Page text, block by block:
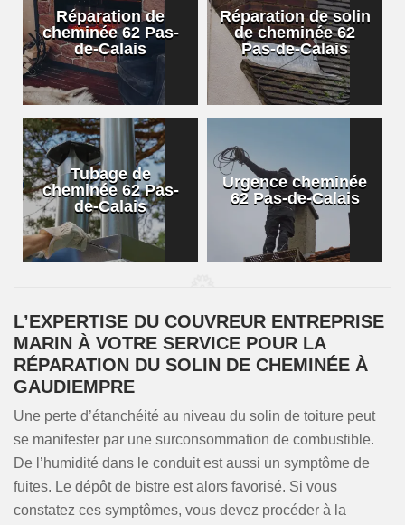
Réparation de
cheminée 62 Pas-
de-Calais
Réparation de solin
de cheminée 62
Pas-de-Calais
Tubage de
cheminée 62 Pas-
de-Calais
Urgence cheminée
62 Pas-de-Calais
L’EXPERTISE DU COUVREUR ENTREPRISE
MARIN À VOTRE SERVICE POUR LA
RÉPARATION DU SOLIN DE CHEMINÉE À
GAUDIEMPRE
Une perte d’étanchéité au niveau du solin de toiture peut
se manifester par une surconsommation de combustible.
De l’humidité dans le conduit est aussi un symptôme de
fuites. Le dépôt de bistre est alors favorisé. Si vous
constatez ces symptômes, vous devez procéder à la